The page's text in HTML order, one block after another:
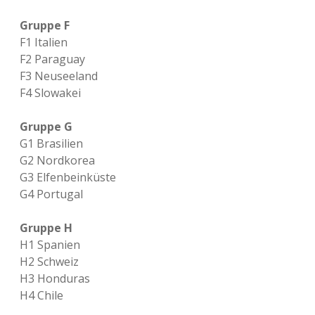
Gruppe F
F1 Italien
F2 Paraguay
F3 Neuseeland
F4 Slowakei
Gruppe G
G1 Brasilien
G2 Nordkorea
G3 Elfenbeinküste
G4 Portugal
Gruppe H
H1 Spanien
H2 Schweiz
H3 Honduras
H4 Chile